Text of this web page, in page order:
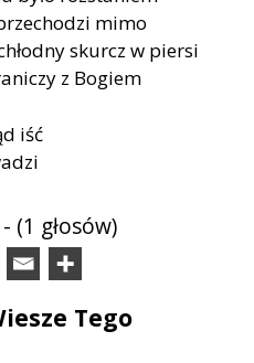
mimo
skurcz w piersi
z Bogiem
iść
(1 głosów)
Tego